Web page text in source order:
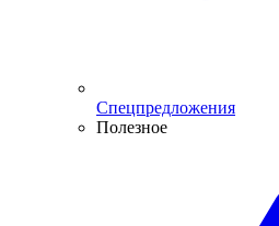
Спецпредложения
Полезное